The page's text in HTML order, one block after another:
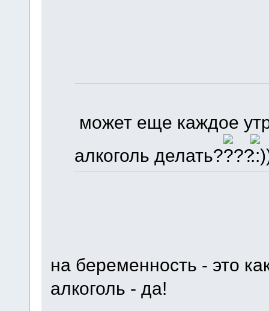
может еще каждое
алкоголь делать?
на беременность - это
алкоголь - да!